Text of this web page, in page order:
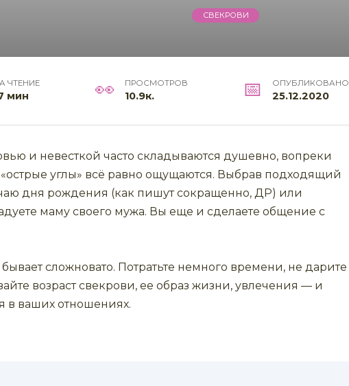
СВЕКРОВИ
ЧТЕНИЕ
мин
ПРОСМОТРОВ
10.9к.
ОПУБЛИКОВАНО
25.12.2020
и невесткой часто складываются душевно, вопреки
«острые углы» всё равно ощущаются. Выбрав подходящий
дня рождения (как пишут сокращенно, ДР) или
маму своего мужа. Вы еще и сделаете общение с
сложновато. Потратьте немного времени, не дарите
возраст свекрови, ее образ жизни, увлечения — и
в ваших отношениях.